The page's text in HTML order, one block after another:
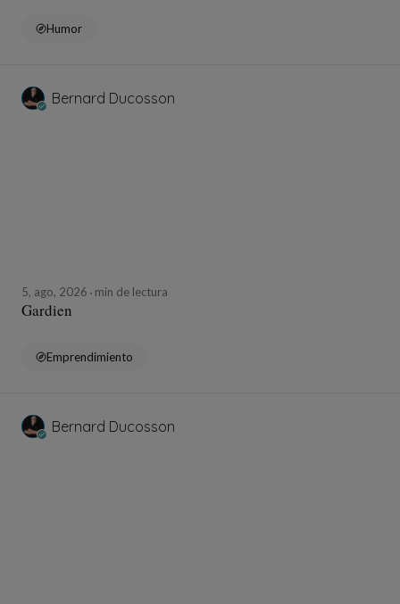
Humor
Bernard Ducosson
5, ago, 2026 min de lectura
Gardien
Emprendimiento
Bernard Ducosson
With your permission, we would like to use cookies
For more information you can check out our